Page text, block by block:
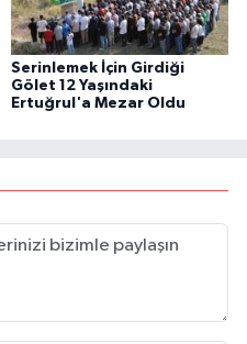
Serinlemek İçin Girdiği
Gölet 12 Yaşındaki
Ertuğrul'a Mezar Oldu